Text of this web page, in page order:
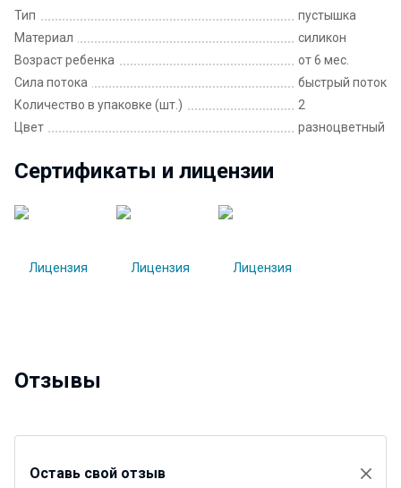
Тип
пустышка
Материал
силикон
Возраст ребенка
от 6 мес.
Сила потока
быстрый поток
Количество в упаковке (шт.)
2
Цвет
разноцветный
Сертификаты и лицензии
Отзывы
Оставь свой отзыв